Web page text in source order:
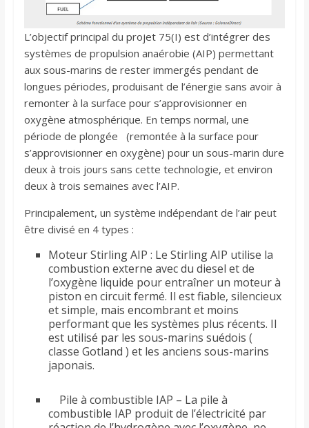
L’objectif principal du projet 75(I) est d’intégrer des
systèmes de propulsion anaérobie (AIP) permettant
aux sous-marins de rester immergés pendant de
longues périodes, produisant de l’énergie sans avoir à
remonter à la surface pour s’approvisionner en
oxygène atmosphérique. En temps normal, une
période de plongée (remontée à la surface pour
s’approvisionner en oxygène) pour un sous-marin dure
deux à trois jours sans cette technologie, et environ
deux à trois semaines avec l’AIP.
Principalement, un système indépendant de l’air peut
être divisé en 4 types :
Moteur Stirling AIP : Le Stirling AIP utilise la
combustion externe avec du diesel et de
l’oxygène liquide pour entraîner un moteur à
piston en circuit fermé. Il est fiable, silencieux
et simple, mais encombrant et moins
performant que les systèmes plus récents. Il
est utilisé par les sous-marins suédois (
classe Gotland ) et les anciens sous-marins
japonais.
Pile à combustible IAP – La pile à
combustible IAP produit de l’électricité par